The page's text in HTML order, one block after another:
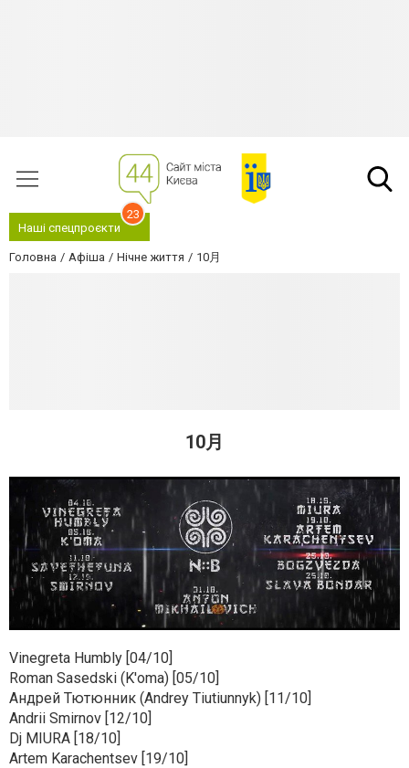
Наші спецпроєкти
23
Головна Афіша Нічне життя 10月
10月
Vinegreta Humbly [04/10]
Roman Sasedski (K'oma) [05/10]
Андрей Тютюнник (Andrey Tiutiunnyk) [11/10]
Andrii Smirnov [12/10]
Dj MIURA [18/10]
Artem Karachentsev [19/10]